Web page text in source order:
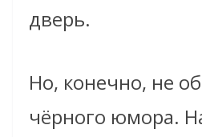
дверь.
Но, конечно, не
чёрного юмора.